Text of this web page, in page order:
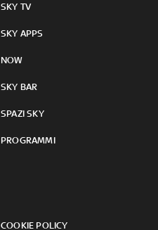
SKY TV
SKY APPS
NOW
SKY BAR
SPAZI SKY
PROGRAMMI
COOKIE POLICY